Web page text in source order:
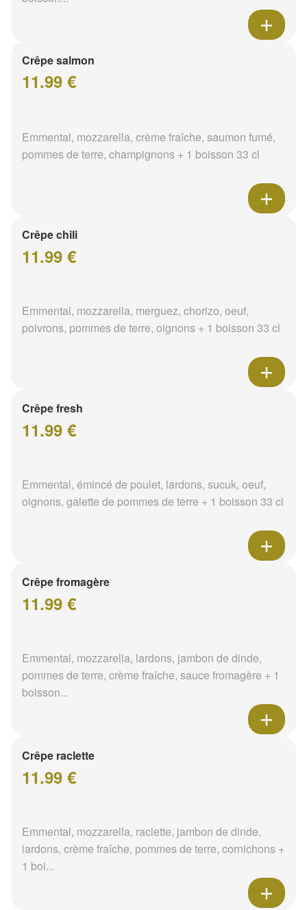
Crêpe salmon
11.99 €
Emmental, mozzarella, crème fraîche, saumon fumé,
pommes de terre, champignons + 1 boisson 33 cl
Crêpe chili
11.99 €
Emmental, mozzarella, merguez, chorizo, oeuf,
poivrons, pommes de terre, oignons + 1 boisson 33 cl
Crêpe fresh
11.99 €
Emmental, émincé de poulet, lardons, sucuk, oeuf,
oignons, galette de pommes de terre + 1 boisson 33 cl
Crêpe fromagère
11.99 €
Emmental, mozzarella, lardons, jambon de dinde,
pommes de terre, crème fraîche, sauce fromagère + 1
boisson...
Crêpe raclette
11.99 €
Emmental, mozzarella, raclette, jambon de dinde,
lardons, crème fraîche, pommes de terre, cornichons +
1 boi...